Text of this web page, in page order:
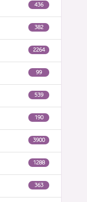
436
382
2264
99
539
190
3900
1288
363